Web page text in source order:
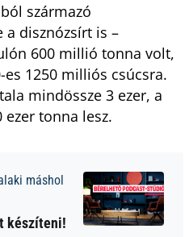
származó
a disznózsírt is –
600 millió tonna volt,
1250 milliós csúcsra.
mindössze 3 ezer, a
ezer tonna lesz.
máshol
készíteni!